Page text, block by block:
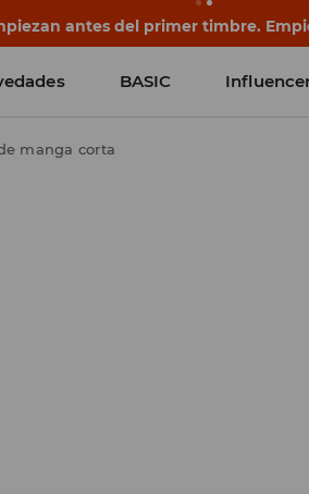
antes del primer timbre.
BASIC
manga corta